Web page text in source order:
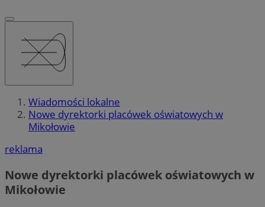
Wiadomości lokalne
Nowe dyrektorki placówek oświatowych w
Mikołowie
reklama
Nowe dyrektorki placówek oświatowych w
Mikołowie